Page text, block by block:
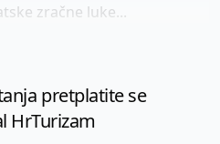
zračne luke...
pretplatite se
HrTurizam